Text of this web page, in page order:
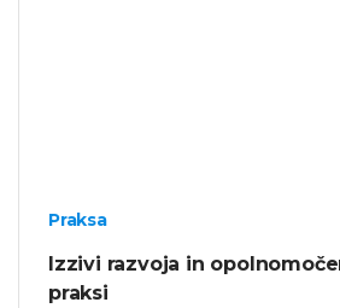
Praksa
Izzivi razvoja in
praksi